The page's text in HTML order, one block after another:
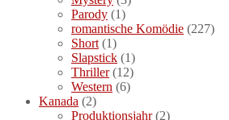
Parody (1)
romantische Komödie (227)
Short (1)
Slapstick (1)
Thriller(12)
Western (6)
Kanada (2)
Produktionsjahr(2)